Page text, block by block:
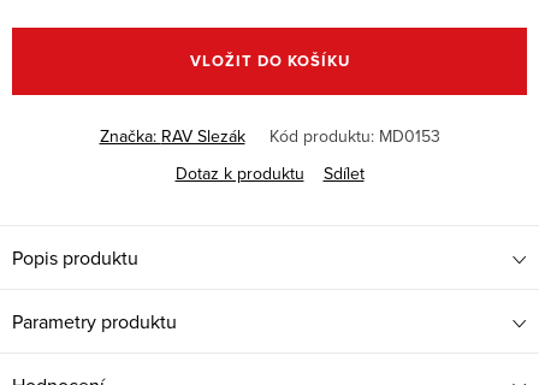
cena:
VLOŽIT DO KOŠÍKU
Značka: RAV Slezák Kód produktu: MD0153
Dotaz k produktu
Sdílet
Popis produktu
Parametry produktu